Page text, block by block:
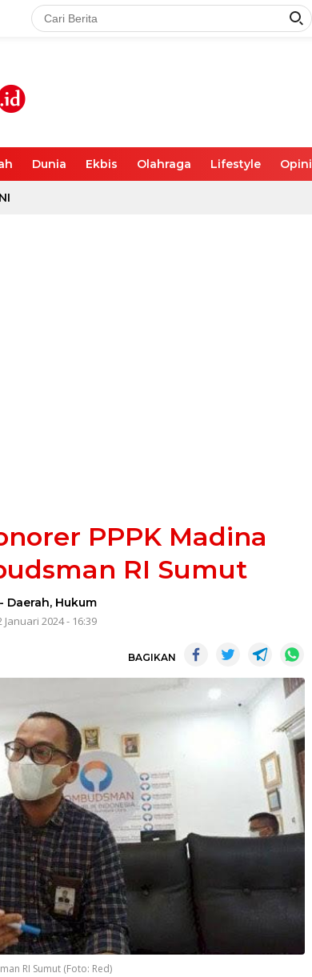
Dunia Ekbis Olahraga Lifestyle Opini
PPPK Madina
RI Sumut
- Daerah, Hukum
Januari 2024 - 16:39
BAGIKAN
RI Sumut (Foto: Red)